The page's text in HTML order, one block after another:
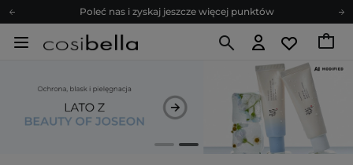
Zapisz się na newsletter pełen porad
Bezpłatne konsultacje kosmetologiczne
Poleć nas i zyskaj jeszcze więcej punktów
Zapisz się na newsletter pełen porad